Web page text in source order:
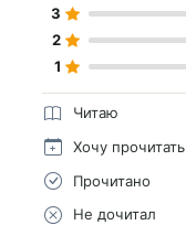
3
2
1
Читаю
Хочу прочитать
Прочитано
Не дочитал